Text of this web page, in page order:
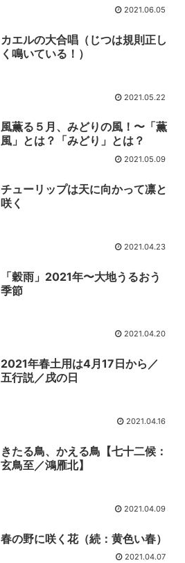
2021.06.05
カエルの大合唱（じつは規則正し
く鳴いている！）
2021.05.22
風薫る５月、みどりの風！〜「薫
風」とは？「みどり」とは？
2021.05.09
チューリップは天に向かって凛と
咲く
2021.04.23
「穀雨」2021年〜大地うるおう
季節
2021.04.20
2021年春土用は4月17日から／
五行説／戌の日
2021.04.16
きたる鳥、かえる鳥【七十二候：
玄鳥至／鴻雁北】
2021.04.09
春の野に咲く花（続：黄色い春）
2021.04.07